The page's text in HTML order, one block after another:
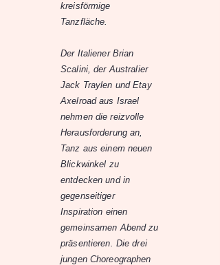
kreisförmige
Tanzfläche.
Der Italiener Brian
Scalini, der Australier
Jack Traylen und Etay
Axelroad aus Israel
nehmen die reizvolle
Herausforderung an,
Tanz aus einem neuen
Blickwinkel zu
entdecken und in
gegenseitiger
Inspiration einen
gemeinsamen Abend zu
präsentieren. Die drei
jungen Choreographen